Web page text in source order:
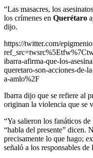
“Las masacres, los
los crímenes en Querétaro
dijo.
https://twitter.com/
ibarra-afirma-que-los-
queretaro-son-acciones-de-
a-amlo%2F
Ibarra dijo que se refiere al
originan la violencia que se
“Ya salieron los fanáticos
“habla del presente” dicen.
precisamente lo que hago;
señaló a los responsables de